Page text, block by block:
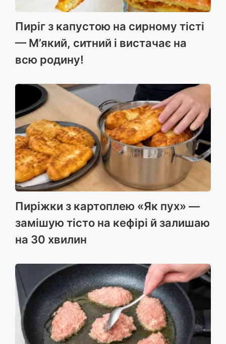
Пиріг з капустою на сирному тісті
— М’який, ситний і вистачає на
всю родину!
Пиріжки з картоплею «Як пух» —
замішую тісто на кефірі й залишаю
на 30 хвилин